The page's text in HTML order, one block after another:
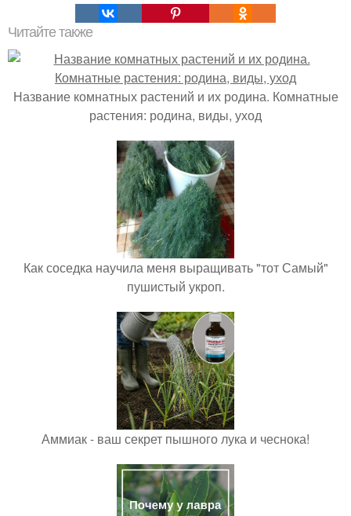
Читайте также
Название комнатных растений и их родина. Комнатные
растения: родина, виды, уход
Как соседка научила меня выращивать "тот Самый"
пушистый укроп.
Аммиак - ваш секрет пышного лука и чеснока!